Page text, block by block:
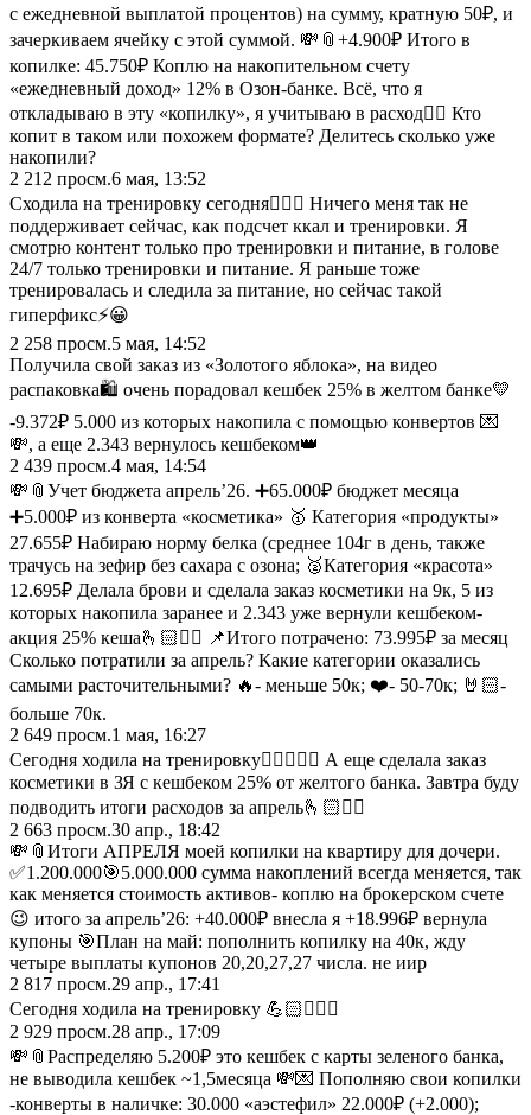
с ежедневной выплатой процентов) на сумму, кратную 50₽, и
зачеркиваем ячейку с этой суммой. 💸📎+4.900₽ Итого в
копилке: 45.750₽ Коплю на накопительном счету
«ежедневный доход» 12% в Озон-банке. Всё, что я
откладываю в эту «копилку», я учитываю в расход☝🏻 Кто
копит в таком или похожем формате? Делитесь сколько уже
накопили?
2 212 просм.6 мая, 13:52
Сходила на тренировку сегодня🏋🏻‍♀️ Ничего меня так не
поддерживает сейчас, как подсчет ккал и тренировки. Я
смотрю контент только про тренировки и питание, в голове
24/7 только тренировки и питание. Я раньше тоже
тренировалась и следила за питание, но сейчас такой
гиперфикс⚡️😀
2 258 просм.5 мая, 14:52
Получила свой заказ из «Золотого яблока», на видео
распаковка🛍️ очень порадовал кешбек 25% в желтом банке💛
-9.372₽ 5.000 из которых накопила с помощью конвертов 💌
💸, а еще 2.343 вернулось кешбеком👑
2 439 просм.4 мая, 14:54
💸📎Учет бюджета апрель’26. ➕65.000₽ бюджет месяца
➕5.000₽ из конверта «косметика» 🥇 Категория «продукты»
27.655₽ Набираю норму белка (среднее 104г в день, также
трачусь на зефир без сахара с озона; 🥈Категория «красота»
12.695₽ Делала брови и сделала заказ косметики на 9к, 5 из
которых накопила заранее и 2.343 уже вернули кешбеком-
акция 25% кеша🫰🏻✌🏻 📌Итого потрачено: 73.995₽ за месяц
Сколько потратили за апрель? Какие категории оказались
самыми расточительными? 🔥- меньше 50к; ❤️- 50-70к; 🤘🏻-
больше 70к.
2 649 просм.1 мая, 16:27
Сегодня ходила на тренировку🏋🏻‍♀️💪🏻 А еще сделала заказ
косметики в ЗЯ с кешбеком 25% от желтого банка. Завтра буду
подводить итоги расходов за апрель🫰🏻✌🏻
2 663 просм.30 апр., 18:42
💸📎Итоги АПРЕЛЯ моей копилки на квартиру для дочери.
✅1.200.000🎯5.000.000 сумма накоплений всегда меняется, так
как меняется стоимость активов- коплю на брокерском счете
😉 итого за апрель’26: +40.000₽ внесла я +18.996₽ вернула
купоны 🎯План на май: пополнить копилку на 40к, жду
четыре выплаты купонов 20,20,27,27 числа. не иир
2 817 просм.29 апр., 17:41
Сегодня ходила на тренировку 💪🏻🏋🏻‍♀️
2 929 просм.28 апр., 17:09
💸📎Распределяю 5.200₽ это кешбек с карты зеленого банка,
не выводила кешбек ~1,5месяца 💸💌 Пополняю свои копилки
-конверты в наличке: 30.000 «аэстефил» 22.000₽ (+2.000);